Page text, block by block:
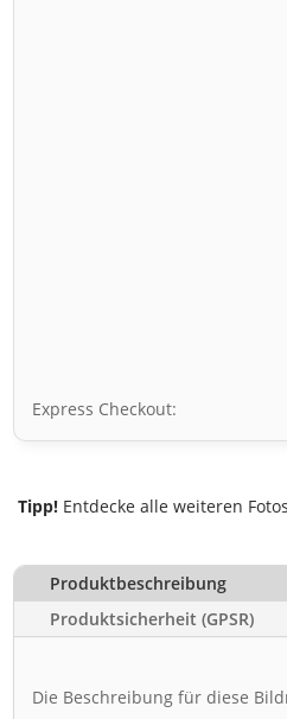
Express Checkout:
Tipp! Entdecke alle weiteren
Produktbeschreibung
Produktsicherheit (GPSR)
Die Beschreibung für diese